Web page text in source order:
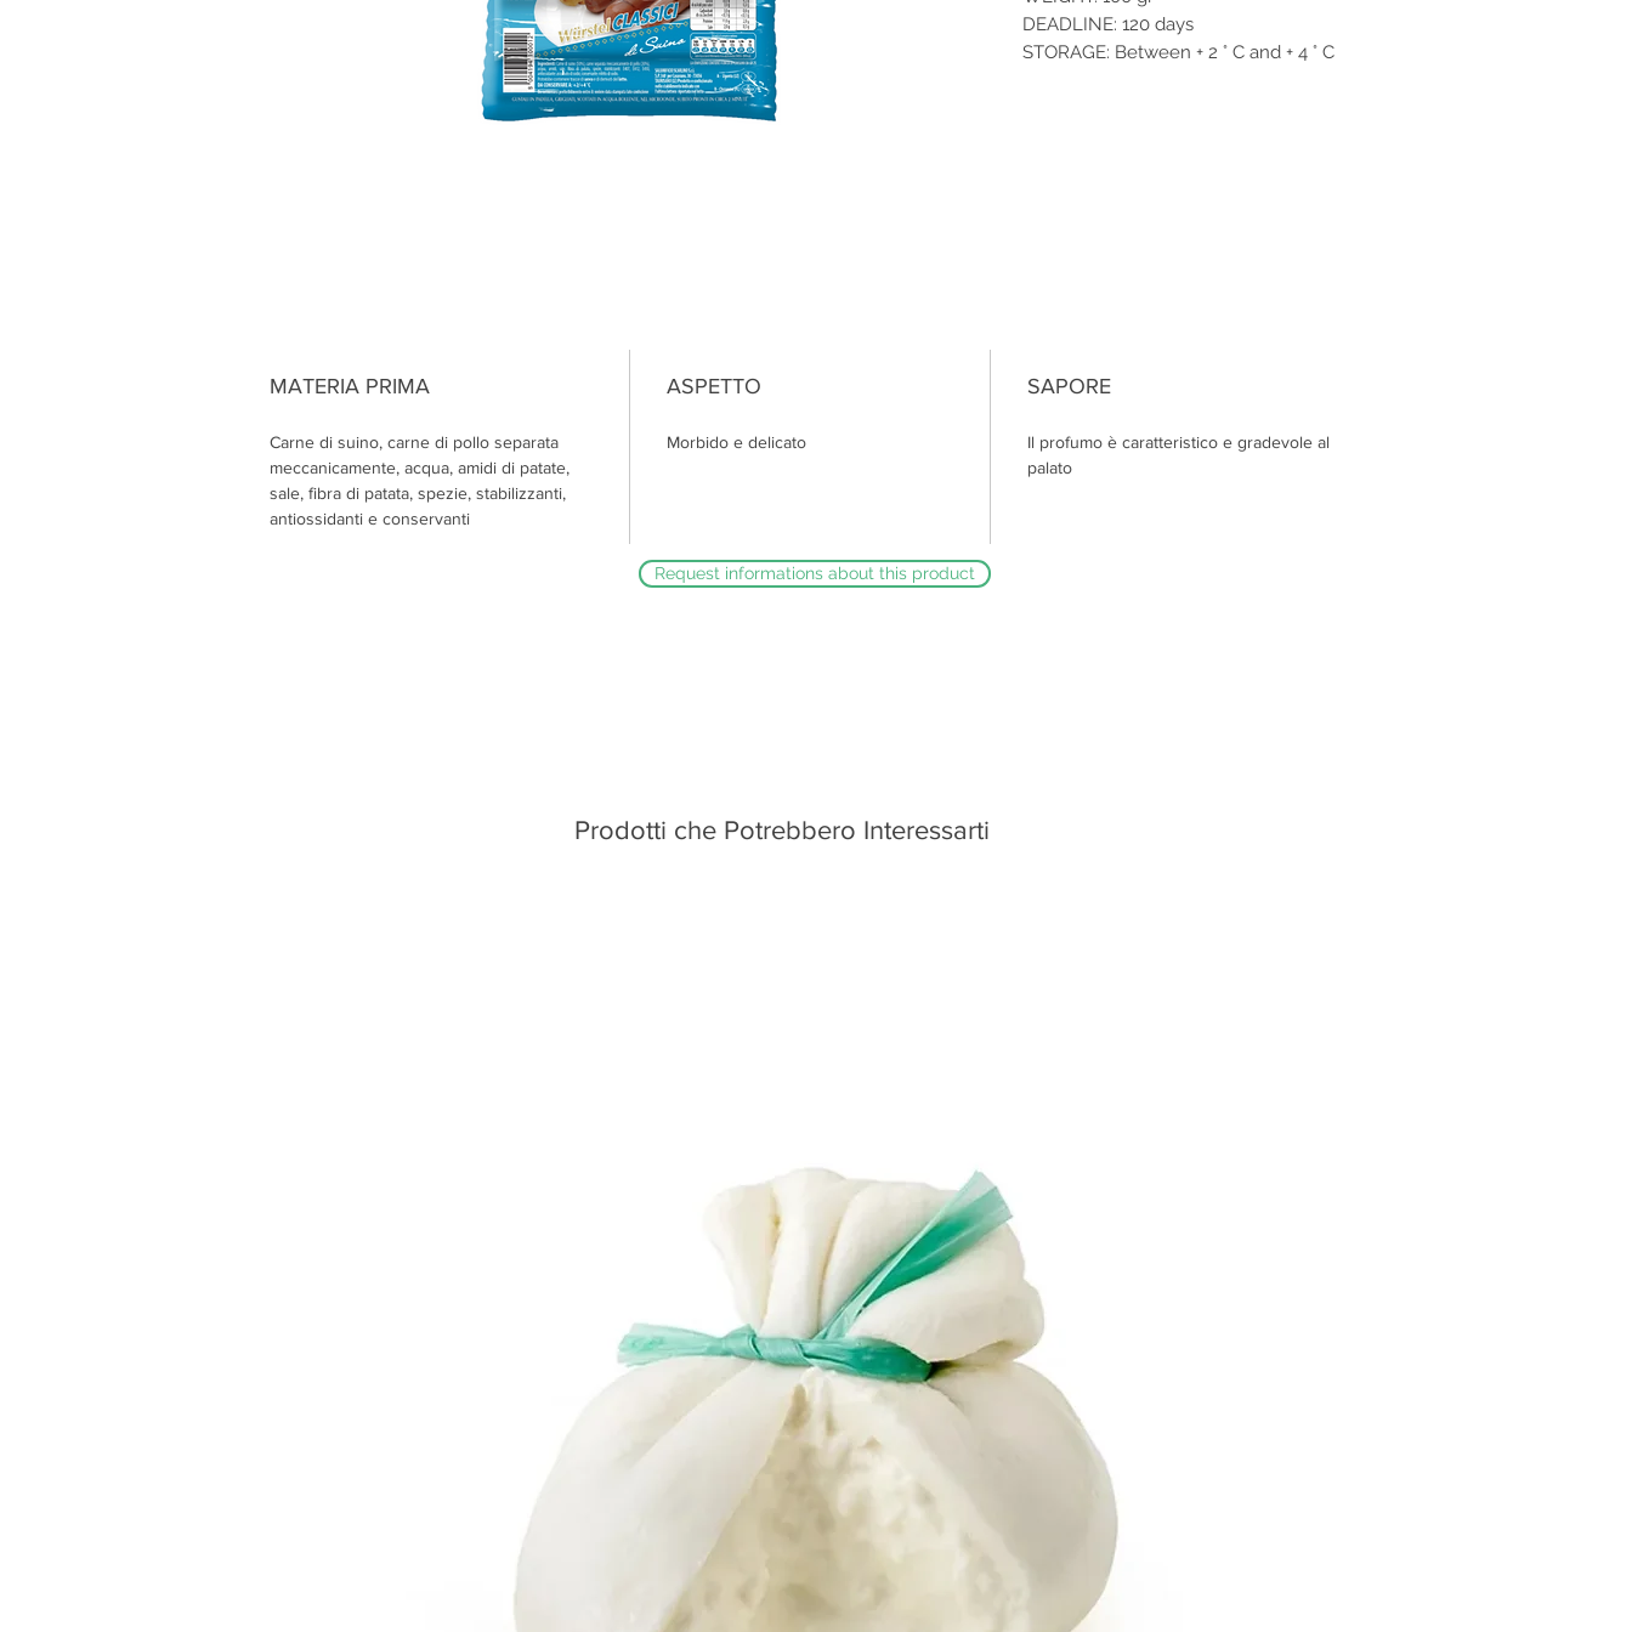
DEADLINE: 120 days
STORAGE: Between + 2 ° C and + 4 ° C
MATERIA PRIMA
Carne di suino, carne di pollo separata
meccanicamente, acqua, amidi di patate,
sale, fibra di patata, spezie, stabilizzanti,
antiossidanti e conservanti
ASPETTO
Morbido e delicato
SAPORE
Il profumo è caratteristico e gradevole al
palato
Request informations about this product
Prodotti che Potrebbero Interessarti